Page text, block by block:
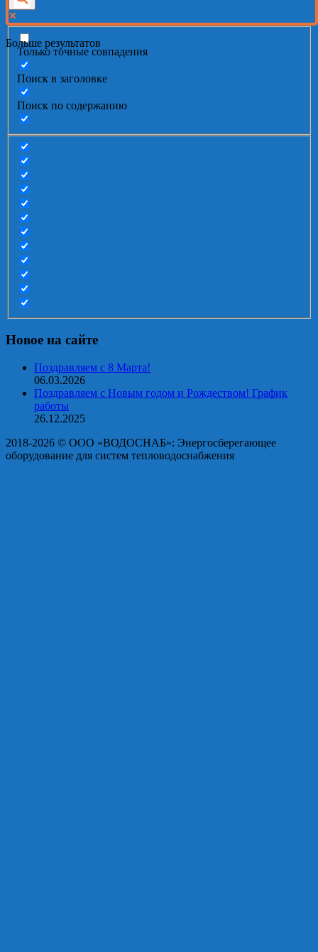
Больше результатов
Только точные совпадения
Поиск в заголовке
Поиск по содержанию
Новое на сайте
Поздравляем с 8 Марта!
06.03.2026
Поздравляем с Новым годом и Рождеством! График
работы
26.12.2025
2018-2026 © OOO «ВОДОСНАБ»: Энергосберегающее
оборудование для систем тепловодоснабжения